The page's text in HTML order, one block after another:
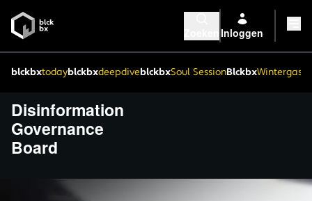
Inloggen
blckbxtodayblckbxdeepdiveblckbxSoul SessionBlckbx
Disinformation
Governance
Board